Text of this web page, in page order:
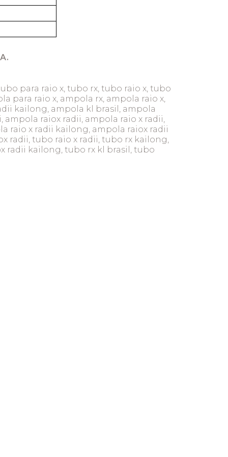
para raio x, tubo rx, tubo raio x, tubo
para raio x, ampola rx, ampola raio x,
kailong, ampola kl brasil, ampola
raiox radii, ampola raio x radii,
raio x radii kailong, ampola raiox radii
radii, tubo raio x radii, tubo rx kailong,
radii kailong, tubo rx kl brasil, tubo